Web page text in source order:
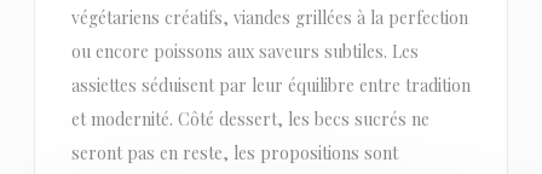
végétariens créatifs, viandes grillées à la perfection
ou encore poissons aux saveurs subtiles. Les
assiettes séduisent par leur équilibre entre tradition
et modernité. Côté dessert, les becs sucrés ne
seront pas en reste, les propositions sont